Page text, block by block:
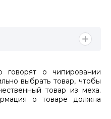
говорят о чипировании
выбрать товар, чтобы
товар из меха.
о товаре должна